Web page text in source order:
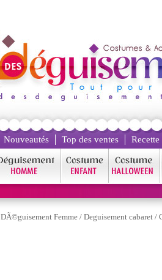
Nouveautés Top des ventes
DÃ©guisement Femme / Deguisement cabaret /